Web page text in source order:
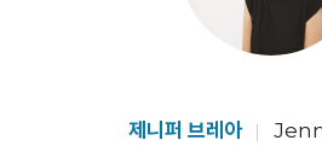
다. 각자의 침대 위에서 개별적으로
브와 스카이프를 통해 만나고 자신
질병과 함께 산다는 것은 원인이나
제니퍼 브레아